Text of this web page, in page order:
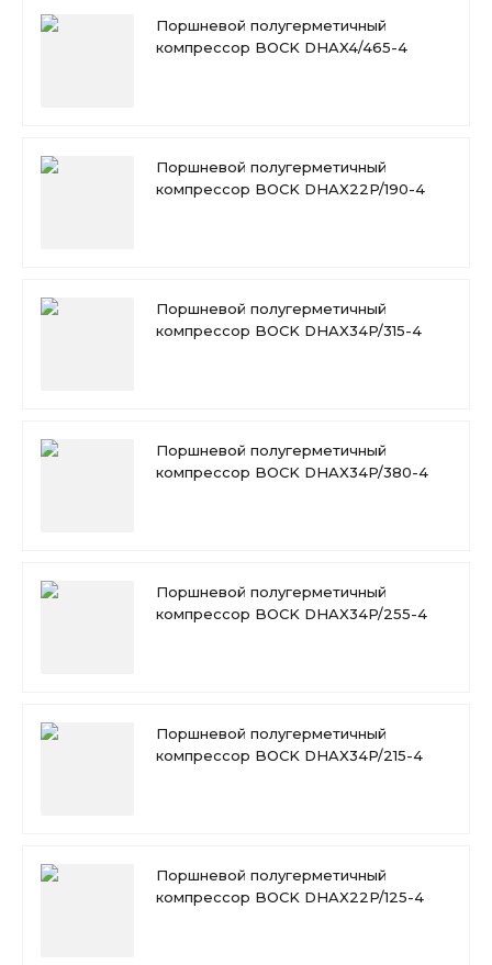
Поршневой полугерметичный
компрессор BOCK DHAX4/465-4
Поршневой полугерметичный
компрессор BOCK DHAX22P/190-4
Поршневой полугерметичный
компрессор BOCK DHAX34P/315-4
Поршневой полугерметичный
компрессор BOCK DHAX34P/380-4
Поршневой полугерметичный
компрессор BOCK DHAX34P/255-4
Поршневой полугерметичный
компрессор BOCK DHAX34P/215-4
Поршневой полугерметичный
компрессор BOCK DHAX22P/125-4